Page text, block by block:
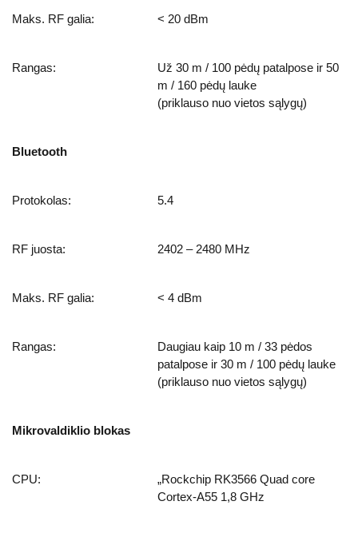
Maks. RF galia: < 20 dBm
Rangas:
Už 30 m / 100 pėdų patalpose ir 50
m / 160 pėdų lauke
(priklauso nuo vietos sąlygų)
Bluetooth
Protokolas: 5.4
RF juosta: 2402 – 2480 MHz
Maks. RF galia: < 4 dBm
Rangas:
Daugiau kaip 10 m / 33 pėdos
patalpose ir 30 m / 100 pėdų lauke
(priklauso nuo vietos sąlygų)
Mikrovaldiklio blokas
CPU:
„Rockchip RK3566 Quad core
Cortex-A55 1,8 GHz